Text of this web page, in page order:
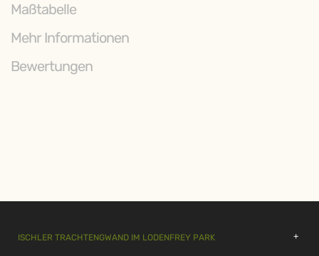
Maßtabelle
Mehr Informationen
Bewertungen
ISCHLER TRACHTENGWAND IM LODENFREY PARK